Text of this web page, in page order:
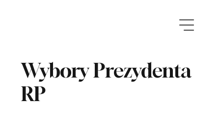
Wybory Prezydenta
RP